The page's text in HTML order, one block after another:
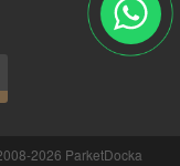
2026 ParketDocka